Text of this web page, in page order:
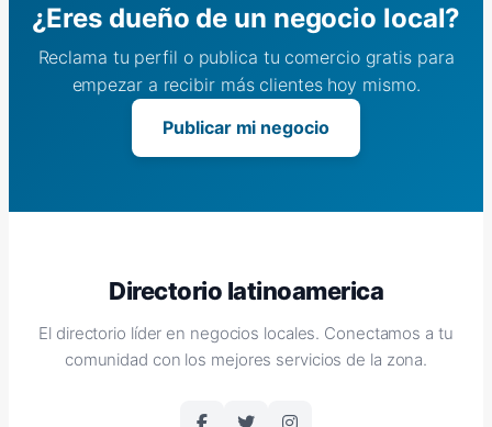
¿Eres dueño de un negocio local?
Reclama tu perfil o publica tu comercio gratis para
empezar a recibir más clientes hoy mismo.
Publicar mi negocio
Directorio latinoamerica
El directorio líder en negocios locales. Conectamos a tu
comunidad con los mejores servicios de la zona.